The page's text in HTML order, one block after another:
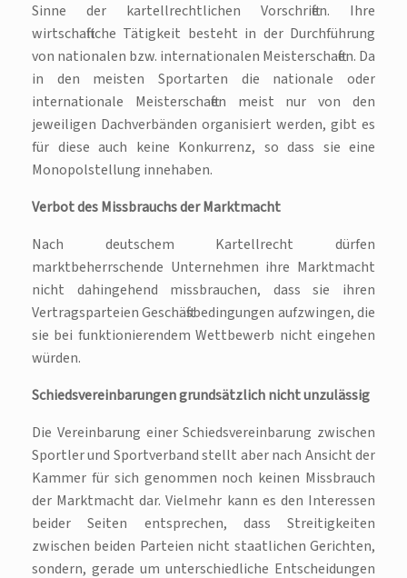
Sinne der kartellrechtlichen Vorschriften. Ihre
wirtschaftliche Tätigkeit besteht in der Durchführung
von nationalen bzw. internationalen Meisterschaften. Da
in den meisten Sportarten die nationale oder
internationale Meisterschaften meist nur von den
jeweiligen Dachverbänden organisiert werden, gibt es
für diese auch keine Konkurrenz, so dass sie eine
Monopolstellung innehaben.
Verbot des Missbrauchs der Marktmacht
Nach deutschem Kartellrecht dürfen
marktbeherrschende Unternehmen ihre Marktmacht
nicht dahingehend missbrauchen, dass sie ihren
Vertragsparteien Geschäftsbedingungen aufzwingen, die
sie bei funktionierendem Wettbewerb nicht eingehen
würden.
Schiedsvereinbarungen grundsätzlich nicht unzulässig
Die Vereinbarung einer Schiedsvereinbarung zwischen
Sportler und Sportverband stellt aber nach Ansicht der
Kammer für sich genommen noch keinen Missbrauch
der Marktmacht dar. Vielmehr kann es den Interessen
beider Seiten entsprechen, dass Streitigkeiten
zwischen beiden Parteien nicht staatlichen Gerichten,
sondern, gerade um unterschiedliche Entscheidungen